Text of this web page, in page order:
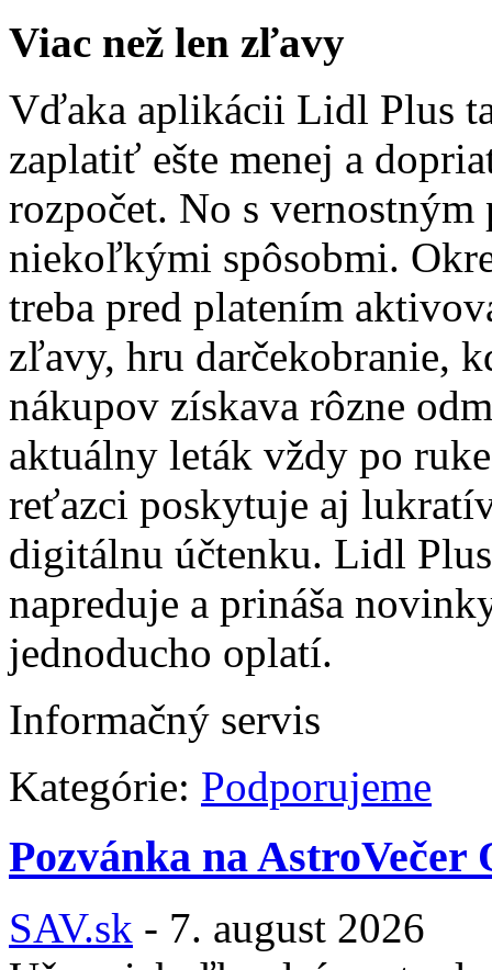
Viac než len zľavy
Vďaka aplikácii Lidl Plus
zaplatiť ešte menej a
rozpočet. No s
niekoľkými spôsobmi.
treba pred platením
zľavy, hru darčekobranie,
nákupov získava rôzne
aktuálny leták vždy po
reťazci poskytuje aj
digitálnu účtenku. Lidl
napreduje a prináša
jednoducho oplatí.
Informačný servis
Kategórie: Podporujeme
Pozvánka na AstroVečer
SAV.sk - 7. august 2026